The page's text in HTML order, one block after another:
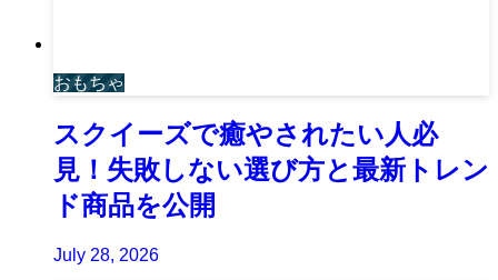
おもちゃ
スクイーズで癒やされたい人必
見！失敗しない選び方と最新トレン
ド商品を公開
July 28, 2026